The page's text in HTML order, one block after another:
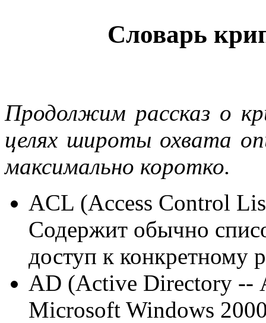
Словарь
Продолжим рассказ о
целях широты охвата
максимально коротко.
ACL (Access Control
Содержит обычно
доступ к конкретному
AD (Active Directory --
Microsoft Windows